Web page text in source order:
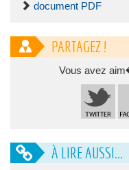
document PDF
PARTAGEZ !
Vous avez
À LIRE AUSSI...